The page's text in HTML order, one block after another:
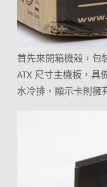
首先來開箱機殼，包
ATX 尺寸主機板，具
水冷排，顯示卡則擁